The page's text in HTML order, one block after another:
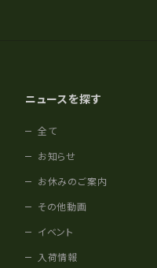
ニュースを探す
全て
お知らせ
お休みのご案内
その他動画
イベント
入荷情報